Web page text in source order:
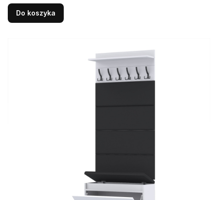
Do koszyka